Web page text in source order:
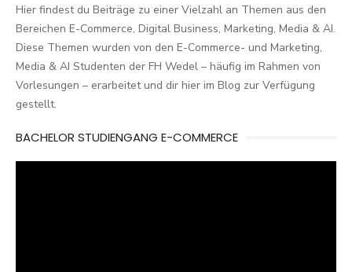
Hier findest du Beiträge zu einer Vielzahl an Themen aus den
Bereichen E-Commerce, Digital Business, Marketing, Media & AI.
Diese Themen wurden von den E-Commerce- und Marketing,
Media & AI Studenten der FH Wedel – häufig im Rahmen von
Vorlesungen – erarbeitet und dir hier im Blog zur Verfügung
gestellt.
BACHELOR STUDIENGANG E-COMMERCE